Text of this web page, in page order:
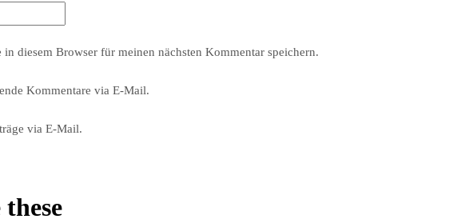
diesem Browser für meinen nächsten Kommentar speichern.
Kommentare via E-Mail.
via E-Mail.